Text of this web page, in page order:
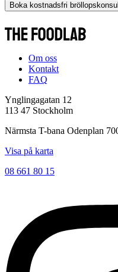
Boka kostnadsfri
Om oss
Kontakt
FAQ
Ynglingagatan 12
113 47 Stockholm
Närmsta T-bana Odenplan
Visa på karta
08 661 80 15